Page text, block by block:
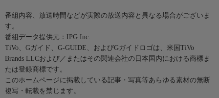
番組内容、放送時間などが実際の放送内容と異なる場合がございま
す。
番組データ提供元：IPG Inc.
TiVo、Gガイド、G-GUIDE、およびGガイドロゴは、米国TiVo
Brands LLCおよび／またはその関連会社の日本国内における商標ま
たは登録商標です。
このホームページに掲載している記事・写真等あらゆる素材の無断
複写・転載を禁じます。